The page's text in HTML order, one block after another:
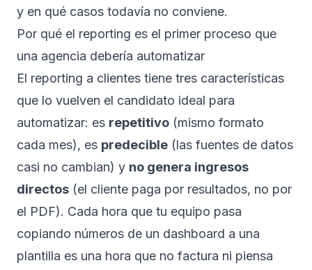
y en qué casos todavía no conviene.
Por qué el reporting es el primer proceso que
una agencia debería automatizar
El reporting a clientes tiene tres características
que lo vuelven el candidato ideal para
automatizar: es repetitivo (mismo formato
cada mes), es predecible (las fuentes de datos
casi no cambian) y no genera ingresos
directos (el cliente paga por resultados, no por
el PDF). Cada hora que tu equipo pasa
copiando números de un dashboard a una
plantilla es una hora que no factura ni piensa